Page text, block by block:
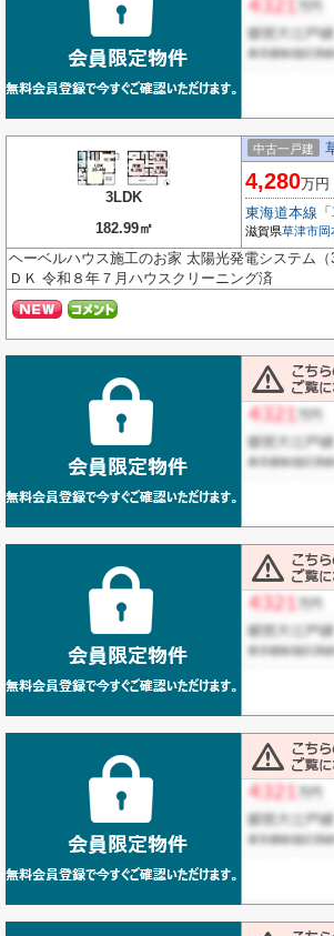
3LDK
182.99㎡
中古一戸建
4,280万円
東海道本線 「
滋賀県草津市岡
ヘーベルハウス施工のお家 太陽光発電システム
ＤＫ 令和８年７月ハウスクリーニング済